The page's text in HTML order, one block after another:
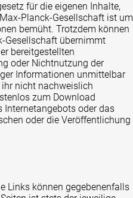
für die eigenen Inhalte,
Planck-Gesellschaft ist um
bemüht. Trotzdem können
Gesellschaft übernimmt
bereitgestellten
oder Nichtnutzung der
Informationen unmittelbar
nicht nachweislich
zum Download
Internetangebots oder das
oder die Veröffentlichung
Links können gegebenenfalls